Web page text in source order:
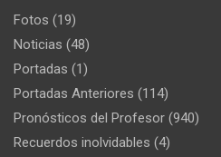
Fotos (19)
Noticias (48)
Portadas (1)
Portadas Anteriores (114)
Pronósticos del Profesor (940)
Recuerdos inolvidables (4)